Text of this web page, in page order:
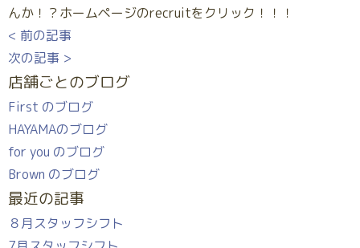
んか！？ホームページのrecruitをクリック！！！
< 前の記事
次の記事 >
店舗ごとのブログ
First のブログ
HAYAMAのブログ
for you のブログ
Brown のブログ
最近の記事
８月スタッフシフト